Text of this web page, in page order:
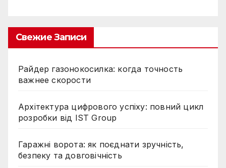
Свежие Записи
Райдер газонокосилка: когда точность
важнее скорости
Архітектура цифрового успіху: повний цикл
розробки від IST Group
Гаражні ворота: як поєднати зручність,
безпеку та довговічність